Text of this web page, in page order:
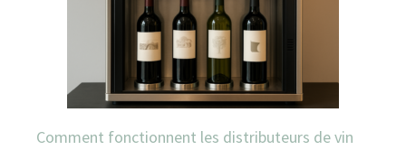
Comment fonctionnent les distributeurs de vin